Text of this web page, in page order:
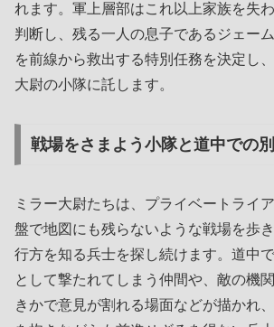
れます。軍上層部はこれ以上家族を失
判断し、残る一人の息子であるジェー
を前線から救出する特別任務を決定し
大尉の小隊に託します。
戦場をさまよう小隊と道中での
ミラー大尉たちは、プライベートライ
盤で地図にも残らないような戦場を歩
行方を知る兵士を探し続けます。道中
として撃たれてしまう仲間や、敵の機
きかで意見が割れる場面などが描かれ